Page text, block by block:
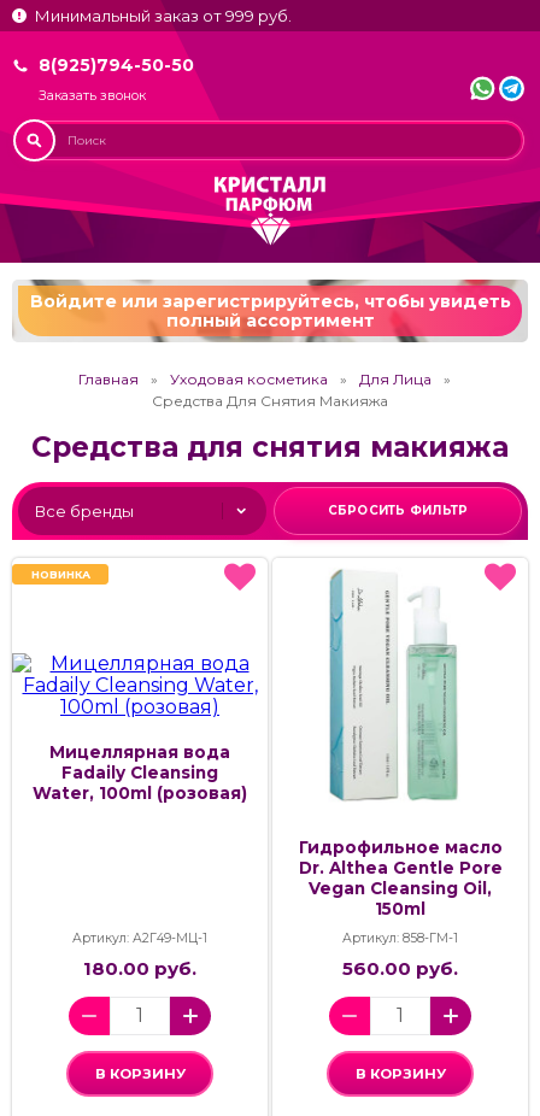
Минимальный заказ от 999 руб.
8(925)794-50-50
Заказать звонок
Войдите или зарегистрируйтесь,чтобы увидеть
полный ассортимент
Главная Уходовая косметика
Для Лица
Средства Для Снятия Макияжа
Средства для снятия макияжа
СБРОСИТЬ ФИЛЬТР
НОВИНКА
Мицеллярная вода
Fadaily Cleansing
Water, 100ml (розовая)
Артикул: А2Г49-МЦ-1
НОВИНКА
180.00 руб.
В КОРЗИНУ
Гидрофильное масло
Dr. Althea Gentle Pore
Vegan Cleansing Oil,
150ml
Артикул: 858-ГМ-1
560.00 руб.
В КОРЗИНУ